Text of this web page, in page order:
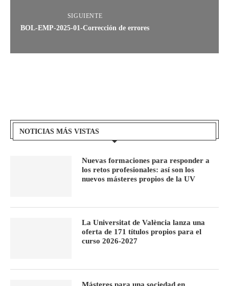
SIGUIENTE
BOL-EMP-2025-01-Corrección de errores
NOTICIAS MÁS VISTAS
Nuevas formaciones para responder a
los retos profesionales: así son los
nuevos másteres propios de la UV
La Universitat de València lanza una
oferta de 171 títulos propios para el
curso 2026-2027